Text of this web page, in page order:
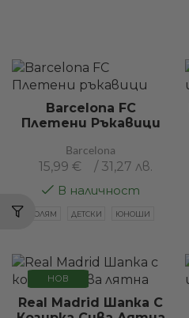
Barcelona FC
Плетени Ръкавици
Barcelona
15,99 € / 31,27 лв.
В наличност
ГОЛЯМ ДЕТСКИ ЮНОШИ
НОВ
Real Madrid Шапка С